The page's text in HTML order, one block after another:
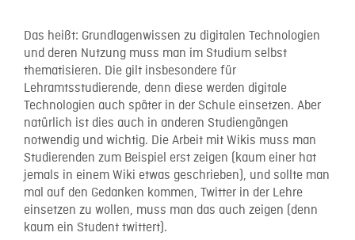
Das heißt: Grundlagenwissen zu digitalen Technologien
und deren Nutzung muss man im Studium selbst
thematisieren. Die gilt insbesondere für
Lehramtsstudierende, denn diese werden digitale
Technologien auch später in der Schule einsetzen. Aber
natürlich ist dies auch in anderen Studiengängen
notwendig und wichtig. Die Arbeit mit Wikis muss man
Studierenden zum Beispiel erst zeigen (kaum einer hat
jemals in einem Wiki etwas geschrieben), und sollte man
mal auf den Gedanken kommen, Twitter in der Lehre
einsetzen zu wollen, muss man das auch zeigen (denn
kaum ein Student twittert).